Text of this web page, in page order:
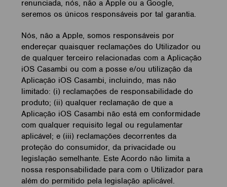
renunciada, nós, não a Apple ou a Google,
seremos os únicos responsáveis por tal garantia.
Nós, não a Apple, somos responsáveis por
endereçar quaisquer reclamações do Utilizador ou
de qualquer terceiro relacionadas com a Aplicação
iOS Casambi ou com a posse e/ou utilização da
Aplicação iOS Casambi, incluindo, mas não
limitado: (i) reclamações de responsabilidade do
produto; (ii) qualquer reclamação de que a
Aplicação iOS Casambi não está em conformidade
com qualquer requisito legal ou regulamentar
aplicável; e (iii) reclamações decorrentes da
proteção do consumidor, da privacidade ou
legislação semelhante. Este Acordo não limita a
nossa responsabilidade para com o Utilizador para
além do permitido pela legislação aplicável.